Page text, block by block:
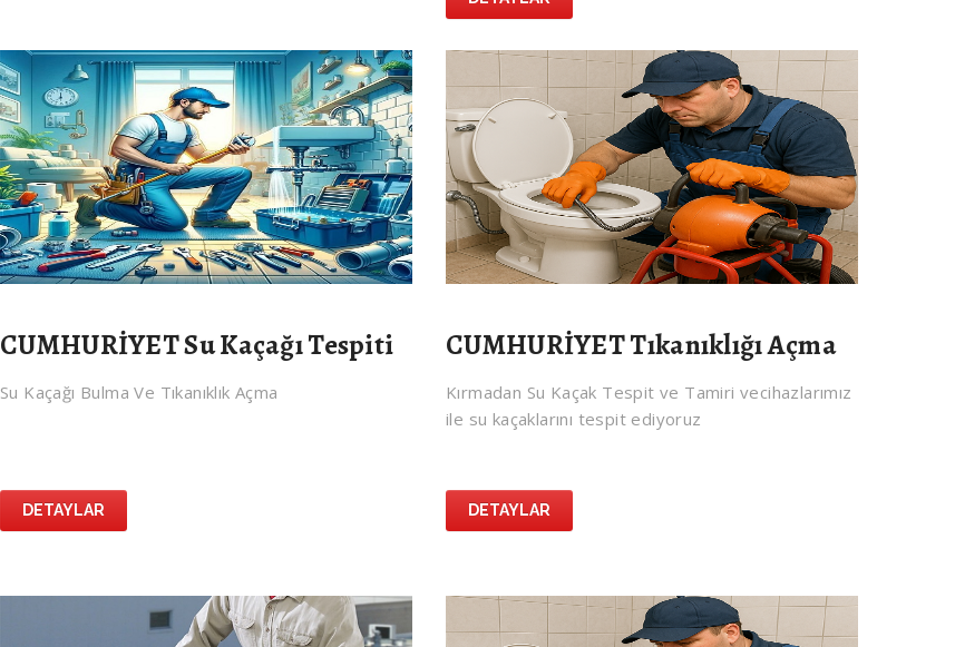
CUMHURİYET Su Kaçağı Tespiti
Su Kaçağı Bulma Ve Tıkanıklık Açma
DETAYLAR
CUMHURİYET Tıkanıklığı Açma
Kırmadan Su Kaçak Tespit ve Tamiri vecihazlarımız
ile su kaçaklarını tespit ediyoruz
DETAYLAR